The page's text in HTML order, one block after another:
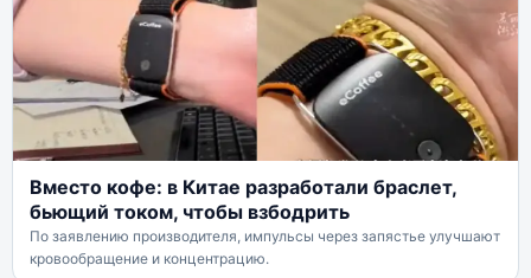
Вместо кофе: в Китае разработали браслет,
бьющий током, чтобы взбодрить
По заявлению производителя, импульсы через запястье улучшают
кровообращение и концентрацию.